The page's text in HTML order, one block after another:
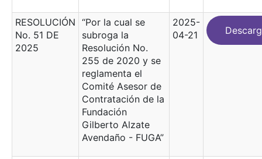
RESOLUCIÓN
No. 51 DE
2025
“Por la cual se
subroga la
Resolución No.
255 de 2020 y se
reglamenta el
Comité Asesor de
Contratación de la
Fundación
Gilberto Alzate
Avendaño - FUGA”
2025-
04-21